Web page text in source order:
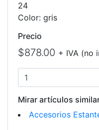
24
Color: gris
Precio
$878.00 + IVA (no
Mirar artículos
Accesorios